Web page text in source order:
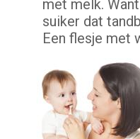
met melk.
suiker dat
Een flesje met